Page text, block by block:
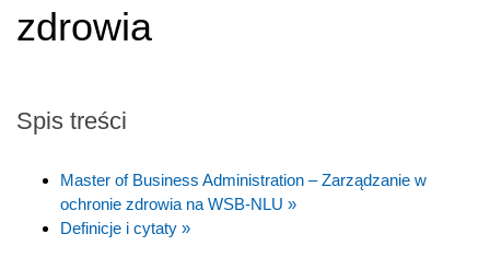
zdrowia
Spis treści
Master of Business Administration – Zarządzanie w
ochronie zdrowia na WSB-NLU »
Definicje i cytaty »